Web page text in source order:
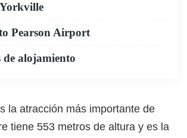
Pearson Airport
de alojamiento
la atracción más importante de
tiene 553 metros de altura y es la